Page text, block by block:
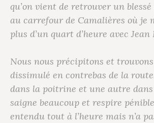
qu’on vient de retrouver un blessé
au carrefour de Camalières où je
plus d’un quart d’heure avec Jean
Nous nous précipitons et
dissimulé en contrebas de la
dans la poitrine et une autre
saigne beaucoup et respire
entendu tout à l’heure mais n’a